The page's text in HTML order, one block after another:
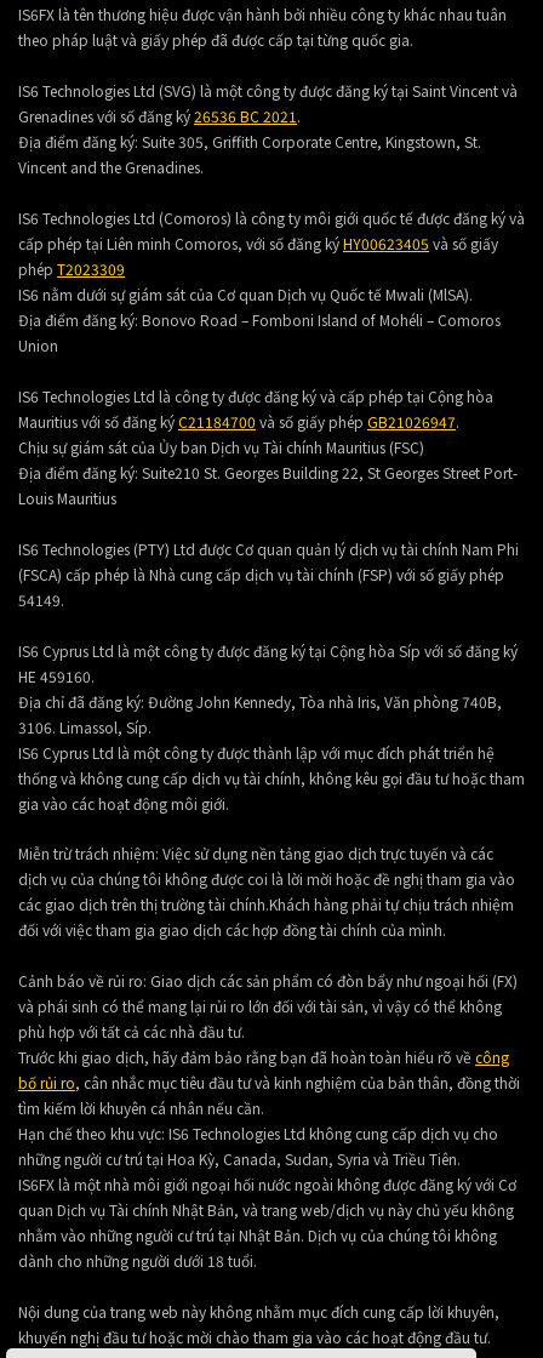
IS6FX là tên thương hiệu được vận hành bởi nhiều công ty khác nhau tuân
theo pháp luật và giấy phép đã được cấp tại từng quốc gia.
IS6 Technologies Ltd (SVG) là một công ty được đăng ký tại Saint Vincent và
Grenadines với số đăng ký26536 BC 2021.
Địa điểm đăng ký: Suite 305, Griffith Corporate Centre, Kingstown, St.
Vincent and the Grenadines.
IS6 Technologies Ltd (Comoros) là công ty môi giới quốc tế được đăng ký và
cấp phép tại Liên minh Comoros, với số đăng kýHY00623405 và số giấy
phép T2023309
IS6 nằm dưới sự giám sát của Cơ quan Dịch vụ Quốc tế Mwali (MlSA).
Địa điểm đăng ký: Bonovo Road – Fomboni Island of Mohéli – Comoros
Union
IS6 Technologies Ltd là công ty được đăng ký và cấp phép tại Cộng hòa
Mauritius với số đăng kýC21184700 và số giấy phép GB21026947.
Chịu sự giám sát của Ủy ban Dịch vụ Tài chính Mauritius (FSC)
Địa điểm đăng ký: Suite210 St. Georges Building 22, St Georges Street Port-
Louis Mauritius
IS6 Technologies (PTY) Ltd được Cơ quan quản lý dịch vụ tài chính Nam Phi
(FSCA) cấp phép là Nhà cung cấp dịch vụ tài chính (FSP) với số giấy phép
54149.
IS6 Cyprus Ltd là một công ty được đăng ký tại Cộng hòa Síp với số đăng ký
HE 459160.
Địa chỉ đã đăng ký: Đường John Kennedy, Tòa nhà Iris, Văn phòng 740B,
3106. Limassol, Síp.
IS6 Cyprus Ltd là một công ty được thành lập với mục đích phát triển hệ
thống và không cung cấp dịch vụ tài chính, không kêu gọi đầu tư hoặc tham
gia vào các hoạt động môi giới.
Miễn trừ trách nhiệm: Việc sử dụng nền tảng giao dịch trực tuyến và các
dịch vụ của chúng tôi không được coi là lời mời hoặc đề nghị tham gia vào
các giao dịch trên thị trường tài chính.Khách hàng phải tự chịu trách nhiệm
đối với việc tham gia giao dịch các hợp đồng tài chính của mình.
Cảnh báo về rủi ro: Giao dịch các sản phẩm có đòn bẩy như ngoại hối (FX)
và phái sinh có thể mang lại rủi ro lớn đối với tài sản, vì vậy có thể không
phù hợp với tất cả các nhà đầu tư.
Trước khi giao dịch, hãy đảm bảo rằng bạn đã hoàn toàn hiểu rõ về công
bố rủi ro, cân nhắc mục tiêu đầu tư và kinh nghiệm của bản thân, đồng thời
tìm kiếm lời khuyên cá nhân nếu cần.
Hạn chế theo khu vực: IS6 Technologies Ltd không cung cấp dịch vụ cho
những người cư trú tại Hoa Kỳ, Canada, Sudan, Syria và Triều Tiên.
IS6FX là một nhà môi giới ngoại hối nước ngoài không được đăng ký với Cơ
quan Dịch vụ Tài chính Nhật Bản, và trang web/dịch vụ này chủ yếu không
nhằm vào những người cư trú tại Nhật Bản. Dịch vụ của chúng tôi không
dành cho những người dưới 18 tuổi.
Nội dung của trang web này không nhằm mục đích cung cấp lời khuyên,
khuyến nghị đầu tư hoặc mời chào tham gia vào các hoạt động đầu tư.